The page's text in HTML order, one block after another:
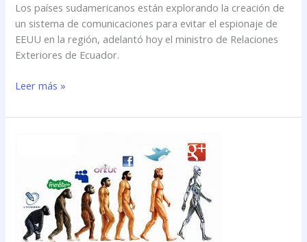
Los países sudamericanos están explorando la creación de
un sistema de comunicaciones para evitar el espionaje de
EEUU en la región, adelantó hoy el ministro de Relaciones
Exteriores de Ecuador.
Leer más »
Google
sobre
espionaje